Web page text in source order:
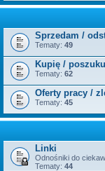
Sprzedam /
Tematy: 49
Kupię /
Tematy: 62
Oferty pracy /
Tematy: 45
Linki
Odnośniki do
Tematy: 44